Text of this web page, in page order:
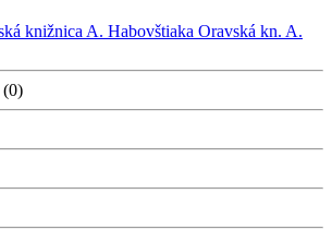
knižnica A. Habovštiaka Oravská kn. A.
(0)